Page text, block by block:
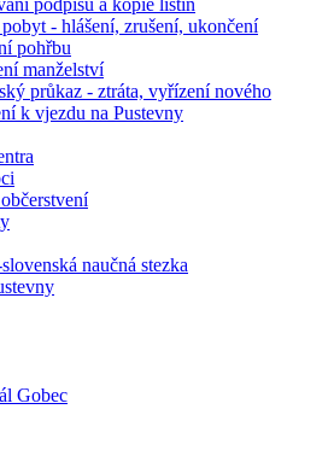
podpisů a kopie listin
- hlášení, zrušení, ukončení
pohřbu
manželství
průkaz - ztráta, vyřízení nového
k vjezdu na Pustevny
naučná stezka
Gobec